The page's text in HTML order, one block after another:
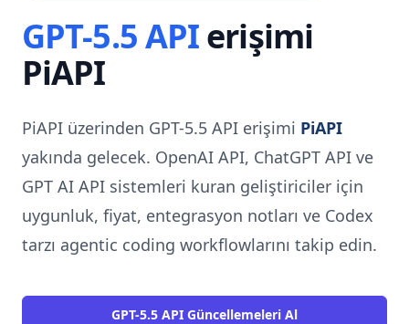
GPT-5.5 APIerişimi
PiAPI
PiAPI üzerinden GPT-5.5 API erişimi PiAPI
yakında gelecek. OpenAI API, ChatGPT API ve
GPT AI API sistemleri kuran geliştiriciler için
uygunluk, fiyat, entegrasyon notları ve Codex
tarzı agentic coding workflowlarını takip edin.
GPT-5.5 API Güncellemeleri Al